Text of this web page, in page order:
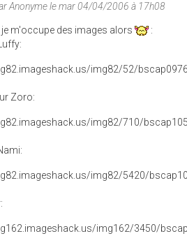
Anonymele mar 04/04/2006 à 17h08
je m'occupe des images alors
:
Zoro: